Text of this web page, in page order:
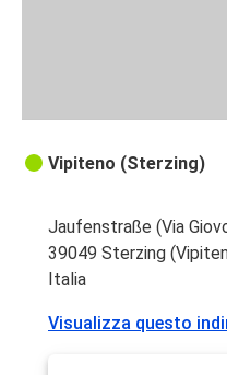
Vipiteno (Sterzing)
Jaufenstraße (Via
39049 Sterzing
Italia
Visualizza questo